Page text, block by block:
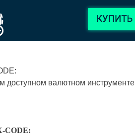
доступном валютном инструменте
CODE: